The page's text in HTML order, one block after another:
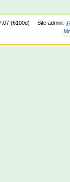
(6100d) Site admin: